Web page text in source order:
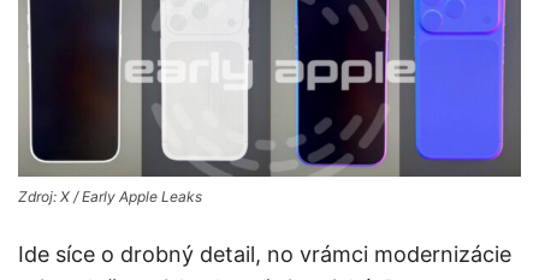
Zdroj: X / Early Apple Leaks
Ide síce o drobný detail, no vrámci modernizácie